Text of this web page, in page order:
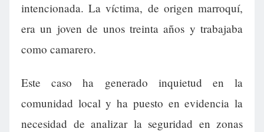
intencionada. La víctima, de origen marroquí,
era un joven de unos treinta años y trabajaba
como camarero.
Este caso ha generado inquietud en la
comunidad local y ha puesto en evidencia la
necesidad de analizar la seguridad en zonas